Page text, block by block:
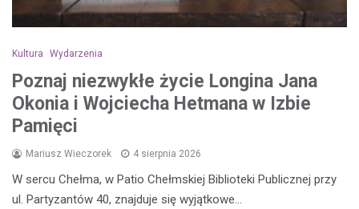
Kultura Wydarzenia
Poznaj niezwykłe życie Longina Jana
Okonia i Wojciecha Hetmana w Izbie
Pamięci
Mariusz Wieczorek 4 sierpnia 2026
W sercu Chełma, w Patio Chełmskiej Biblioteki Publicznej przy
ul. Partyzantów 40, znajduje się wyjątkowe…